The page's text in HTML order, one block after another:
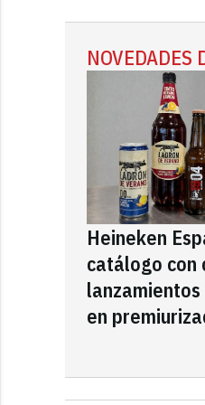
NOVEDADES
Heineken
catálogo con
en